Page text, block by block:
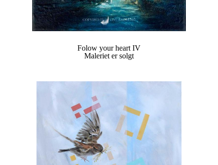
Folow your heart IV
Maleriet er solgt